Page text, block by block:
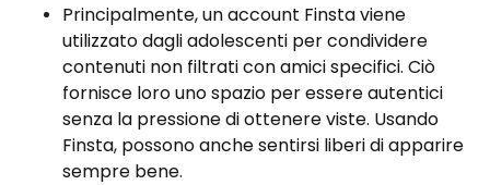
Principalmente, un account Finsta viene
utilizzato dagli adolescenti per condividere
contenuti non filtrati con amici specifici. Ciò
fornisce loro uno spazio per essere autentici
senza la pressione di ottenere viste. Usando
Finsta, possono anche sentirsi liberi di apparire
sempre bene.